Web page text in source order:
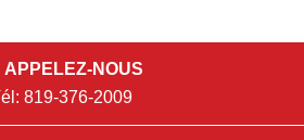
APPELEZ-NOUS
819-376-2009